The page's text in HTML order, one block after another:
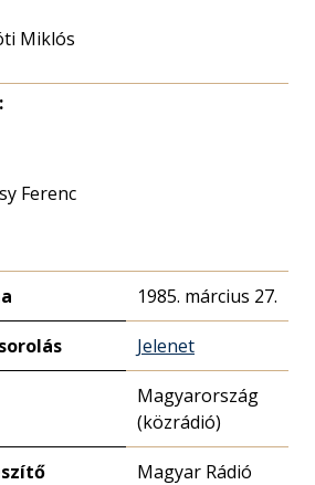
Miklós
Ferenc
1985. március 27.
Jelenet
Magyarország
(közrádió)
Magyar Rádió